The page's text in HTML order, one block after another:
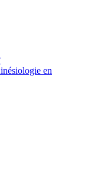
en